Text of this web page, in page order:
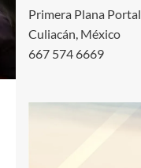
Primera Plana Portal
Culiacán, México
667 574 6669